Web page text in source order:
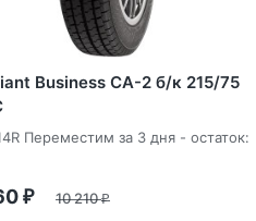
Business CA-2 б/к 215/75
Переместим за 3 дня - остаток:
₽ 10 210₽